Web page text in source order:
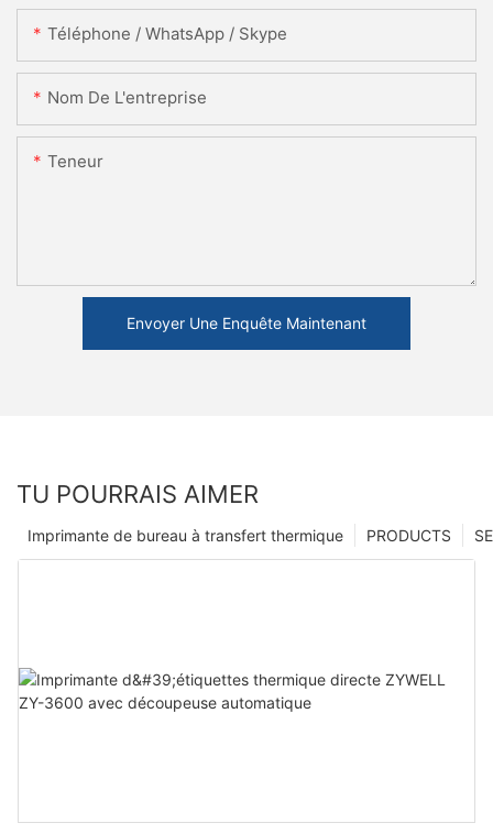
Téléphone / WhatsApp / Skype
Nom De L'entreprise
Teneur
Envoyer Une Enquête Maintenant
TU POURRAIS AIMER
PRODUCTS
Imprimante de bureau à transfert thermique